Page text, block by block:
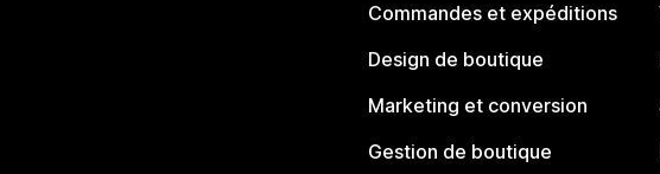
Commandes et expéditions
Design de boutique
Marketing et conversion
Gestion de boutique